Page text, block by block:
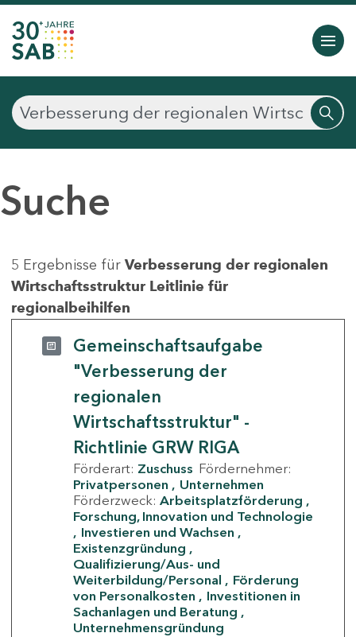
Suche
5 Ergebnisse für Verbesserung der regionalen
Wirtschaftsstruktur Leitlinie für
regionalbeihilfen
Gemeinschaftsaufgabe
"Verbesserung der
regionalen
Wirtschaftsstruktur" -
Richtlinie GRW RIGA
Förderart: Zuschuss Fördernehmer:
Privatpersonen
Unternehmen
Förderzweck: Arbeitsplatzförderung
Forschung, Innovation und Technologie
Investieren und Wachsen
Existenzgründung
Qualifizierung/Aus- und
Weiterbildung/Personal
Förderung
von Personalkosten
Investitionen in
Sachanlagen und Beratung
Unternehmensgründung